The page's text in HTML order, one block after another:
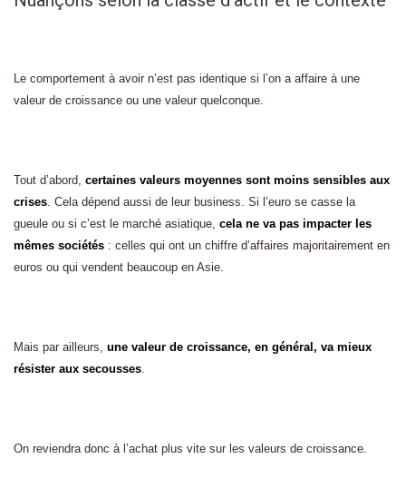
Le comportement à avoir n’est pas identique si l’on a affaire à une
valeur de croissance ou une valeur quelconque.
Tout d’abord, certaines valeurs moyennes sont moins sensibles aux
crises. Cela dépend aussi de leur business. Si l’euro se casse la
gueule ou si c’est le marché asiatique, cela ne va pas impacter les
mêmes sociétés : celles qui ont un chiffre d’affaires majoritairement en
euros ou qui vendent beaucoup en Asie.
Mais par ailleurs, une valeur de croissance, en général, va mieux
résister aux secousses.
On reviendra donc à l’achat plus vite sur les valeurs de croissance.